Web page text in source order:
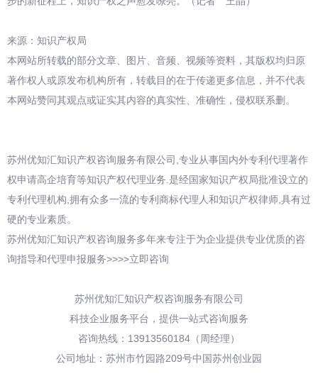
来源：知识产权局
本网站所转载的部分文章、图片、音频、视频等资料，其版权均归原
著作权人或原发布机构所有，转载目的在于传递更多信息，并不代表
本网站赞同其观点或证实其内容的真实性、准确性，侵权联系删。
苏州优知汇知识产权咨询服务有限公司,专业从事国内外专利代理著作
权申请高企培育等知识产权代理业务.是经国家知识产权局批准设立的
专利代理机构,拥有众多一流的专利商标代理人和知识产权律师,具有过
硬的专业素质。
苏州优知汇知识产权咨询服务多年来专注于为企业提供专业优质的咨
询指导和代理申报服务>>>>立即咨询
苏州优知汇知识产权咨询服务有限公司
科技企业服务平台，提供一站式咨询服务
咨询热线：13913560184（周经理）
公司地址：苏州市竹园路209号中国苏州创业园